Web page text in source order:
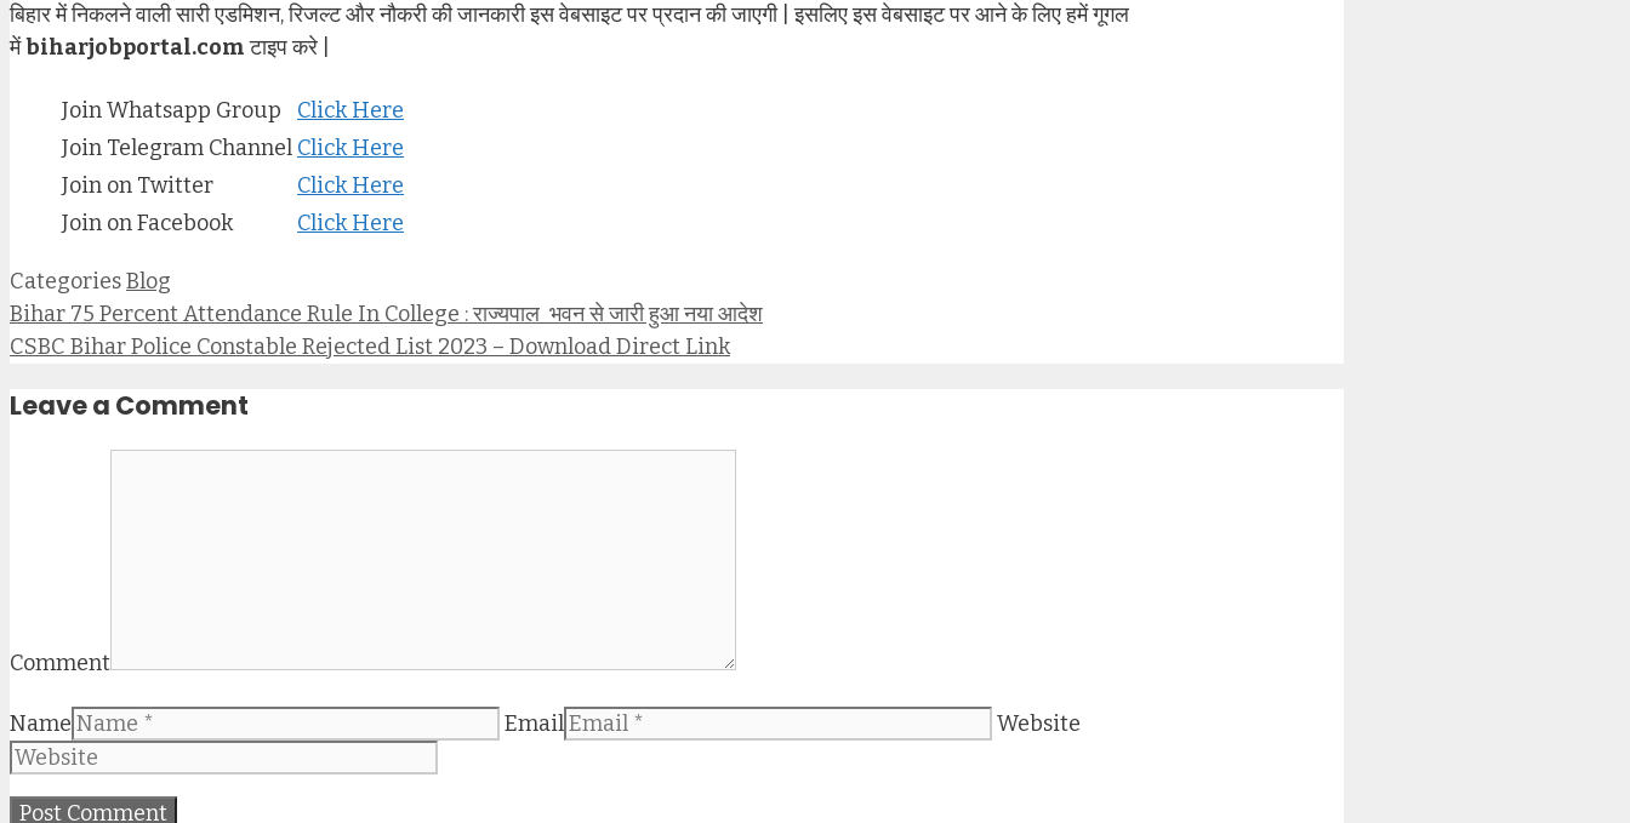
बिहार में निकलने वाली सारी एडमिशन, रिजल्ट और नौकरी की जानकारी इस वेबसाइट पर प्रदान की जाएगी | इसलिए इस वेबसाइट पर आने के लिए हमें गूगल
मेंbiharjobportal.comटाइप करे |
Join Whatsapp Group
Click Here
Join Telegram Channel Click Here
Join on Twitter
Click Here
Join on Facebook
Click Here
CategoriesBlog
Bihar 75 Percent Attendance Rule In College : राज्यपाल भवन से जारी हुआ नया आदेश
CSBC Bihar Police Constable Rejected List 2023 – Download Direct Link
Leave a Comment
Comment
Name Email Website